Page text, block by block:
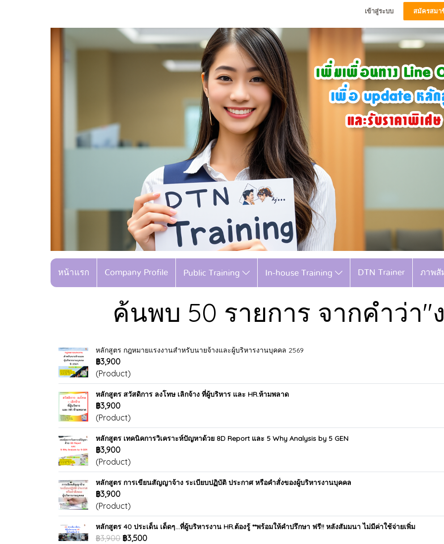
เข้าสู่ระบบ สมัครสมา
หน้าแรก Company Profile Public Training In-house Training DTN Trainer ภาพสั
ค้นพบ 50 รายการ จากคำว่า
หลักสูตร กฎหมายแรงงานสำหรับนายจ้างและผู้บริหารงานบุคคล 2569
฿3,900
(Product)
หลักสูตร สวัสดิการ ลงโทษ เลิกจ้าง ที่ผู้บริหาร และ HR.ห้ามพลาด
฿3,900
(Product)
หลักสูตร เทคนิคการวิเคราะห์ปัญหาด้วย 8D Report และ 5 Why Analysis by 5 GEN
฿3,900
(Product)
หลักสูตร การเขียนสัญญาจ้าง ระเบียบปฏิบัติ ประกาศ หรือคำสั่งของผู้บริหารงานบุคคล
฿3,900
(Product)
หลักสูตร 40 ประเด็น เด็ดๆ...ที่ผู้บริหารงาน HR.ต้องรู้ **พร้อมให้คำปรึกษา ฟรี!! หลังสัมมนา ไม่มีค่าใช้จ่ายเพิ่ม
฿3,900 ฿3,500